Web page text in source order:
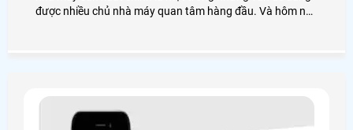
được nhiều chủ nhà máy quan tâm hàng đầu. Và hôm nay